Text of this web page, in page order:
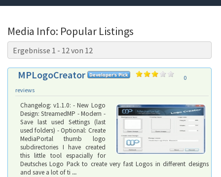
Media Info: Popular Listings
Ergebnisse 1 - 12 von 12
MPLogoCreator
0
reviews
Changelog: v1.1.0: - New Logo
Design: StreamedMP - Modern -
Save last used Settings (last
used folders) - Optional: Create
MediaPortal thumb logo
subdirectories I have created
this little tool espacially for
Deutsches Logo Pack to create very fast Logos in different designs
and save a lot of ti ...